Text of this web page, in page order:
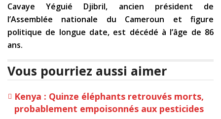
Cavaye Yéguié Djibril, ancien président de
l’Assemblée nationale du Cameroun et figure
politique de longue date, est décédé à l’âge de 86
ans.
Vous pourriez aussi aimer
Kenya : Quinze éléphants retrouvés morts,
probablement empoisonnés aux pesticides